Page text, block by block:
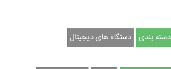
دسته بندی دستگاه های دیجیتال